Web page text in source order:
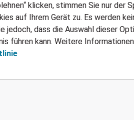
klicken, stimmen Sie nur der
auf Ihrem Gerät zu. Es werden
dass die Auswahl dieser
führen kann. Weitere